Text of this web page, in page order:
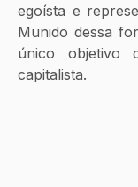
egoísta e
Munido dessa
único objetivo
capitalista.